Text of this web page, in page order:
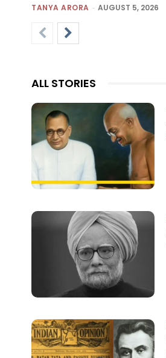
TANYA ARORA - AUGUST 5, 2026
ALL STORIES